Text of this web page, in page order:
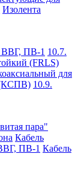
Изолента
ВВГ, ПВ-1 10.7.
(FRLS)
для
(КСПВ) 10.9.
пара"
Кабель
ПВ-1 Кабель